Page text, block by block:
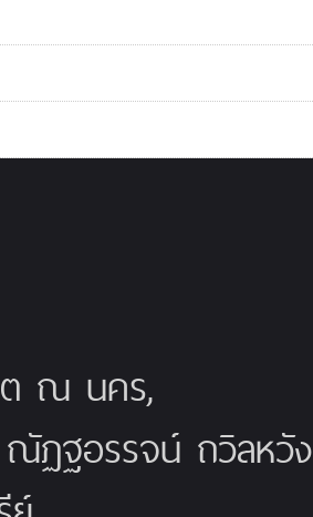
ต ณ นคร,
ฏฐอรรจน์ ถวิลหวัง